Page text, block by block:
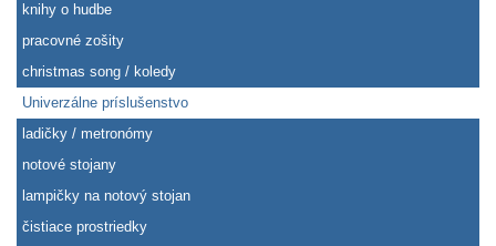
knihy o hudbe
pracovné zošity
christmas song / koledy
Univerzálne príslušenstvo
ladičky / metronómy
notové stojany
lampičky na notový stojan
čistiace prostriedky